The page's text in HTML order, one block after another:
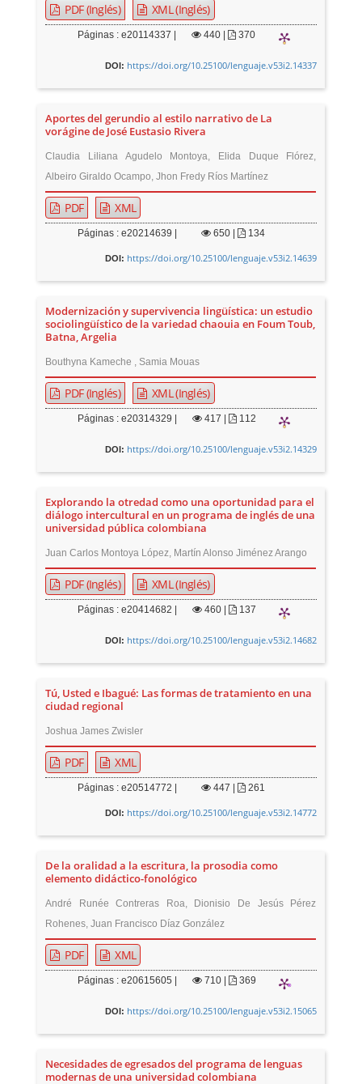
PDF (Inglés) XML (Inglés)
Páginas : e20114337 | 440 | 370
DOI: https://doi.org/10.25100/lenguaje.v53i2.14337
Aportes del gerundio al estilo narrativo de La
vorágine de José Eustasio Rivera
Claudia Liliana Agudelo Montoya, Elida Duque Flórez,
Albeiro Giraldo Ocampo, Jhon Fredy Ríos Martínez
PDF XML
Páginas : e20214639 | 650| 134
DOI: https://doi.org/10.25100/lenguaje.v53i2.14639
Modernización y supervivencia lingüística: un estudio
sociolingüístico de la variedad chaouia en Foum Toub,
Batna, Argelia
Bouthyna Kameche , Samia Mouas
PDF (Inglés) XML (Inglés)
Páginas : e20314329 | 417 | 112
DOI: https://doi.org/10.25100/lenguaje.v53i2.14329
Explorando la otredad como una oportunidad para el
diálogo intercultural en un programa de inglés de una
universidad pública colombiana
Juan Carlos Montoya López, Martín Alonso Jiménez Arango
PDF (Inglés) XML (Inglés)
Páginas : e20414682 | 460 | 137
DOI: https://doi.org/10.25100/lenguaje.v53i2.14682
Tú, Usted e Ibagué: Las formas de tratamiento en una
ciudad regional
Joshua James Zwisler
PDF XML
Páginas : e20514772 | 447 | 261
DOI: https://doi.org/10.25100/lenguaje.v53i2.14772
De la oralidad a la escritura, la prosodia como
elemento didáctico-fonológico
André Runée Contreras Roa, Dionisio De Jesús Pérez
Rohenes, Juan Francisco Díaz González
PDF XML
Páginas : e20615605 | 710 | 369
DOI: https://doi.org/10.25100/lenguaje.v53i2.15065
Necesidades de egresados del programa de lenguas
modernas de una universidad colombiana